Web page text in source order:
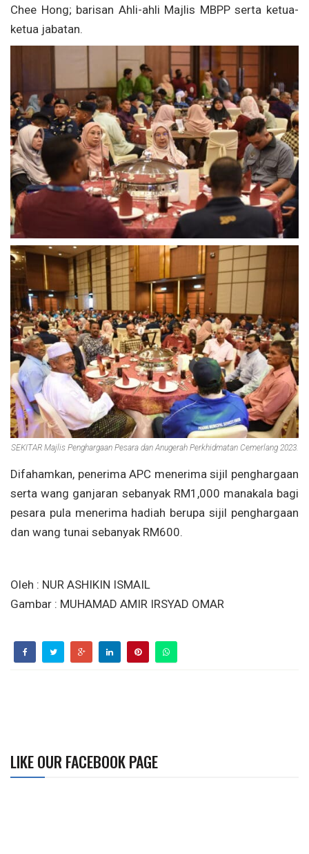
Chee Hong; barisan Ahli-ahli Majlis MBPP serta ketua-
ketua jabatan.
SEKITAR Majlis Penghargaan Pesara dan Anugerah Perkhidmatan Cemerlang 2023.
Difahamkan, penerima APC menerima sijil penghargaan
serta wang ganjaran sebanyak RM1,000 manakala bagi
pesara pula menerima hadiah berupa sijil penghargaan
dan wang tunai sebanyak RM600.
Oleh : NUR ASHIKIN ISMAIL
Gambar : MUHAMAD AMIR IRSYAD OMAR
LIKE OUR FACEBOOK PAGE